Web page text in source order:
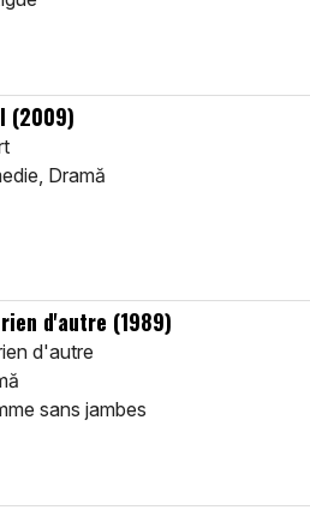
(2009)
Dramă
d'autre (1989)
d'autre
sans jambes